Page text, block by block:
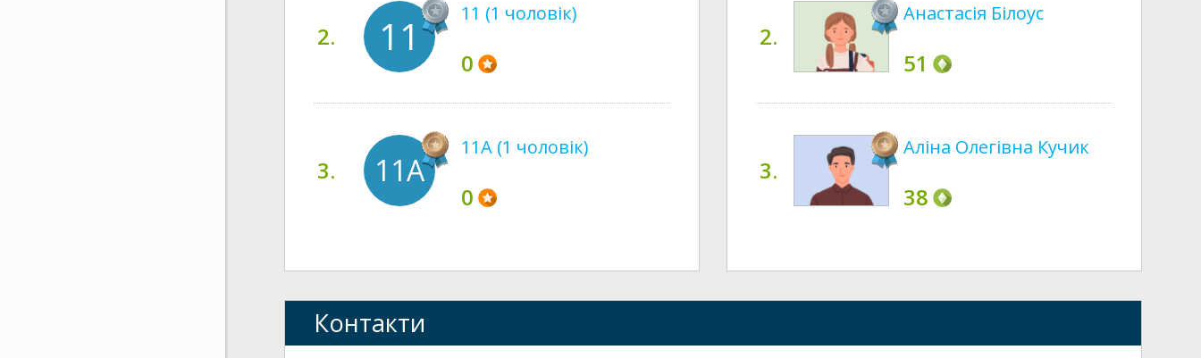
2. 11 11 (1 чоловік)
0
3. 11А
11А (1 чоловік)
0
2.
Анастасія Білоус
51
3.
Аліна Олегівна Кучик
38
Контакти